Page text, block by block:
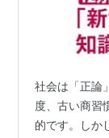
社会は「正論
度、古い商習
的です。しか